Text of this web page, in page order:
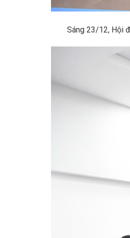
Sáng 23/12, Hội